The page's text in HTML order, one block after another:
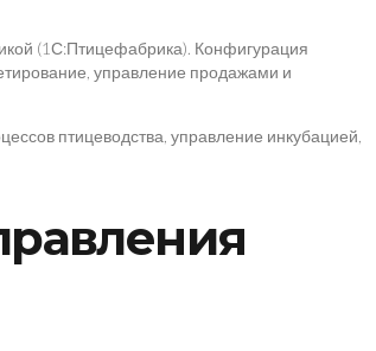
(1С:Птицефабрика). Конфигурация
управление продажами и
птицеводства, управление инкубацией,